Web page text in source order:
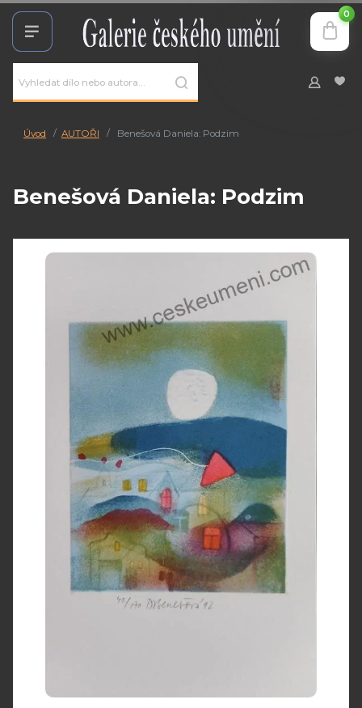
0
Úvod AUTOŘI Benešová Daniela: Podzim
Benešová Daniela: Podzim